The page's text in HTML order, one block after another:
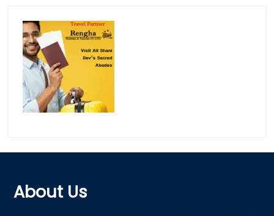
About Us